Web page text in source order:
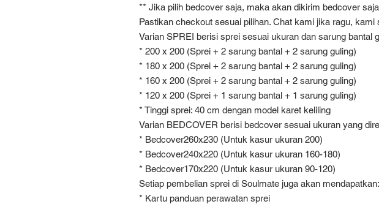
** Jika pilih bedcover saja, maka akan dikirim bedcover
Pastikan checkout sesuai pilihan. Chat kami jika ragu, kami
Varian SPREI berisi sprei sesuai ukuran dan sarung bantal
* 200 x 200 (Sprei + 2 sarung bantal + 2 sarung guling)
* 180 x 200 (Sprei + 2 sarung bantal + 2 sarung guling)
* 160 x 200 (Sprei + 2 sarung bantal + 2 sarung guling)
* 120 x 200 (Sprei + 1 sarung bantal + 1 sarung guling)
* Tinggi sprei: 40 cm dengan model karet keliling
Varian BEDCOVER berisi bedcover sesuai ukuran yang
* Bedcover260x230 (Untuk kasur ukuran 200)
* Bedcover240x220 (Untuk kasur ukuran 160-180)
* Bedcover170x220 (Untuk kasur ukuran 90-120)
Setiap pembelian sprei di Soulmate juga akan mendapatkan:
* Kartu panduan perawatan sprei